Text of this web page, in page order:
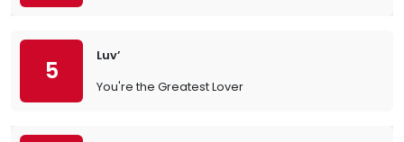
5
Luv’
You're the Greatest Lover